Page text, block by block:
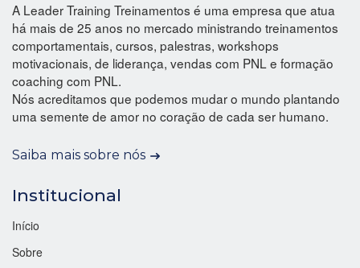
A Leader Training Treinamentos é uma empresa que atua
há mais de 25 anos no mercado ministrando treinamentos
comportamentais, cursos, palestras, workshops
motivacionais, de liderança, vendas com PNL e formação
coaching com PNL.
Nós acreditamos que podemos mudar o mundo plantando
uma semente de amor no coração de cada ser humano.
Saiba mais sobre nós
Institucional
Início
Sobre